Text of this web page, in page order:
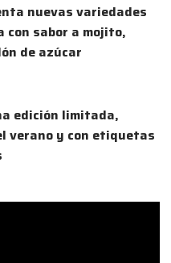
nuevas variedades
con sabor a mojito,
de azúcar
edición limitada,
verano y con etiquetas